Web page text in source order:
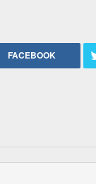
FACEBOOK